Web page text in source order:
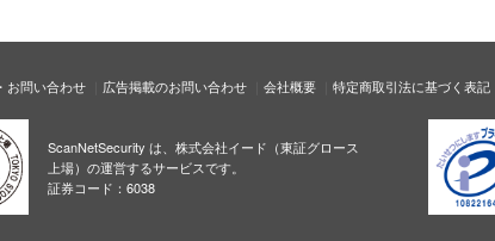
お問い合わせ 広告掲載のお問い合わせ 会社概要 特定商取引法に基づく表記
ScanNetSecurity は、株式会社イード（東証グロース
上場）の運営するサービスです。
証券コード：6038